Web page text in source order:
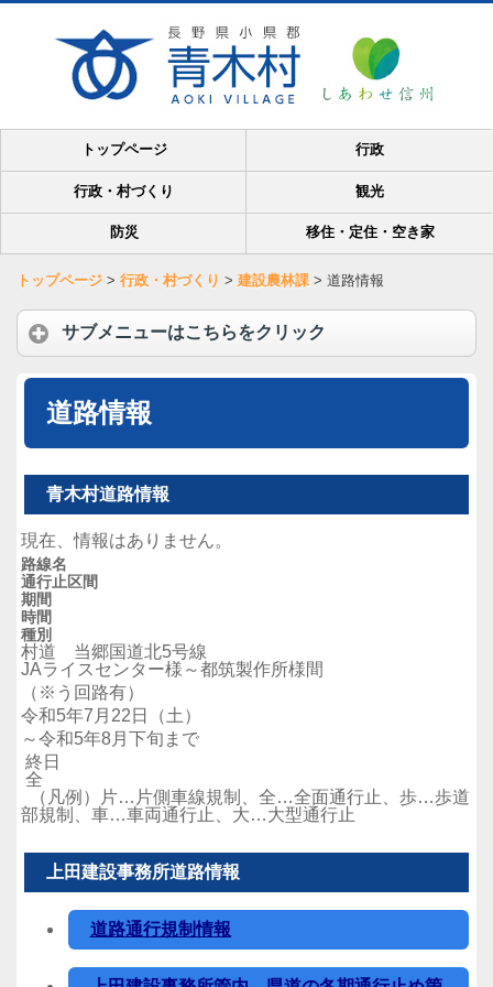
トップページ 行政
行政・村づくり 観光
防災 移住・定住・空き家
トップページ > 行政・村づくり > 建設農林課 > 道路情報
サブメニューはこちらをクリック
道路情報
青木村道路情報
現在、情報はありません。
路線名
通行止区間
期間
時間
種別
村道 当郷国道北5号線
JAライスセンター様～都筑製作所様間
（※う回路有）
令和5年7月22日（土）
～令和5年8月下旬まで
終日
全
（凡例）片…片側車線規制、全…全面通行止、歩…歩道
部規制、車…車両通行止、大…大型通行止
上田建設事務所道路情報
道路通行規制情報